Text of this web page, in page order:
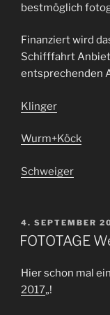
bestmöglich
Finanziert wird
Schifffahrt
entsprechenden
Klinger
Wurm+Köck
Schweiger
AM
4. SEPTEMBER
FOTOTAGE
Hier schon mal
2017„!